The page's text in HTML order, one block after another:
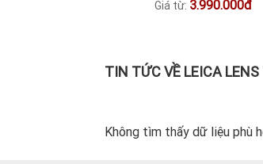
Giá từ: 3.990.000đ
TIN TỨC VỀ LEICA
Không tìm thấy dữ liệu phù